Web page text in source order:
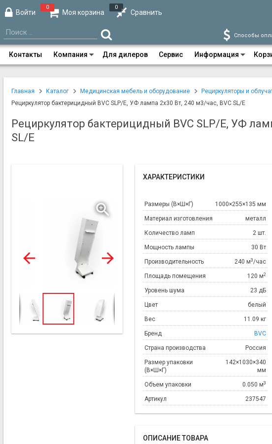
Войти Моя корзина
0
Сравнить
0
Способы
Контакты Компания Для дилеров Сервис Информация
Главная Каталог Медицинская мебель и оборудование
Рециркуляторы и
Рециркулятор бактерицидный BVC SLP/E, УФ лампа 2х30 Вт, 240 м3/час, BVC SL/E
Рециркулятор бактерицидный BVC SLP/E, УФ
SL/E
ХАРАКТЕРИСТИКИ
Размеры (В×Ш×Г) 1000×255×135 мм
Материал изготовления металл
Количество ламп 2 шт.
Мощность лампы 30 Вт
Производительность 240 м3/час
Площадь помещения 120 м2
Уровень шума 23 дБ
Цвет белый
Вес 11.09 кг
Бренд BVC
Страна производства Россия
Размер упаковки
(В×Ш×Г)
142×1030×340
мм
Объем упаковки 0.050 м3
Артикул 237547
ОПИСАНИЕ ТОВАРА